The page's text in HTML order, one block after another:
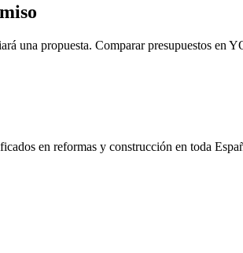
una propuesta. Comparar presupuestos en
en reformas y construcción en toda